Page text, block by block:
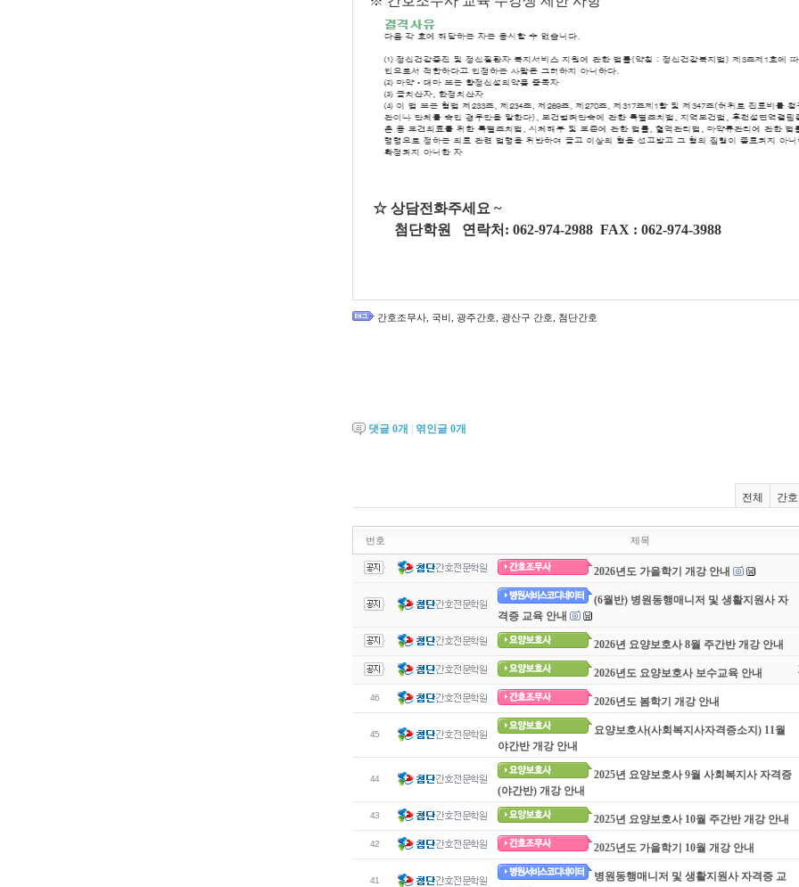
☆ 상담전화주세 요 ~
첨단학원 연락처: 062-974-2988 FAX : 062-974-3988
간호조무사, 국비, 광주간호, 광산구 간호, 첨단간호
댓글 0개 엮인글 0개
전체 간
번호 제목
2026년도 가을학기 개강 안내
(6월반) 병원동행매니저 및 생활지원사 자
격증 교육 안내
2026년 요양보호사 8월 주간반 개강 안내
2026년도 요양보호사 보수교육 안내
46 2026년도 봄학기 개강 안내
45
요양보호사(사회복지사자격증소지) 11월
야간반 개강 안내
44
2025년 요양보호사 9월 사회복지사 자격증
(야간반) 개강 안내
43 2025년 요양보호사 10월 주간반 개강 안내
42 2025년도 가을학기 10월 개강 안내
41
병원동행매니저 및 생활지원사 자격증 교